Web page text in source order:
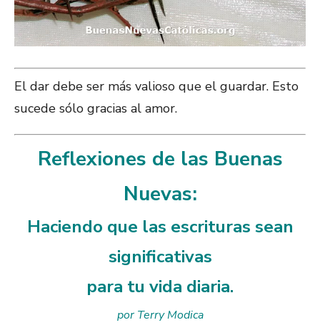
El dar debe ser más valioso que el guardar. Esto
sucede sólo gracias al amor.
Reflexiones de las Buenas
Nuevas:
Haciendo que las escrituras sean
significativas
para tu vida diaria.
por Terry Modica